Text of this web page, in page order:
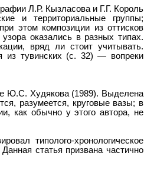
Л.Р. Кызласова и Г.Г. Король
и территориальные группы;
этом композиции из оттисков
оказались в разных типах.
вряд ли стоит учитывать.
из тувинских (с. 32) — вопреки
Ю.С. Худякова (1989). Выделена
разумеется, круговые вазы; в
как обычно у этого автора, не
типолого-хронологическое
статья призвана частично